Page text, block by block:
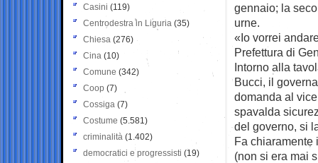
gennaio; la
urne.
«Io vorrei
Prefettura di
Intorno alla
Bucci, il
domanda al
spavalda
del governo, si
Fa chiaramente
(non si era mai
Casini (119)
Centrodestra in Liguria (35)
Chiesa (276)
Cina (10)
Comune (342)
Coop (7)
Cossiga (7)
Costume (5.581)
criminalità (1.402)
democratici e progressisti (19)